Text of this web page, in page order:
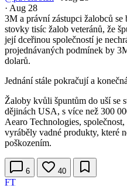
· Aug 28
3M a právní zástupci žalobců
stovky tisíc žalob veteránů, že
její dceřinou společností je
projednávaných podmínek by
dolarů.
Jednání stále pokračují a
Žaloby kvůli špuntům do uší se
dějinách USA, s více než 300
Aearo Technologies,
vyráběly vadné produkty, které
poškozením.
6 40
FT